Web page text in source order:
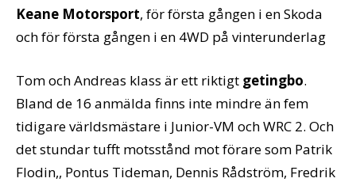
Keane Motorsport, för första gången i en Skoda
och för första gången i en 4WD på vinterunderlag
Tom och Andreas klass är ett riktigt getingbo.
Bland de 16 anmälda finns inte mindre än fem
tidigare världsmästare i Junior-VM och WRC 2. Och
det stundar tufft motsstånd mot förare som Patrik
Flodin,, Pontus Tideman, Dennis Rådström, Fredrik